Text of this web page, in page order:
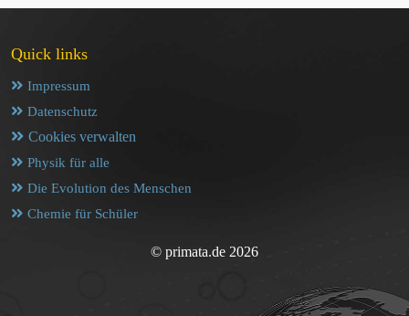
Quick links
Impressum
Datenschutz
Cookies verwalten
Physik für alle
Die Evolution des Menschen
Chemie für Schüler
© primata.de 2026